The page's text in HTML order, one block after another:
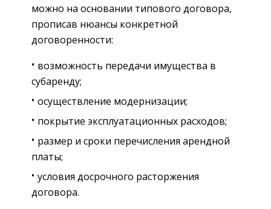
можно на основании типового договора,
прописав нюансы конкретной
договоренности:
возможность передачи имущества в
субаренду;
осуществление модернизации;
покрытие эксплуатационных расходов;
размер и сроки перечисления арендной
платы;
условия досрочного расторжения
договора.